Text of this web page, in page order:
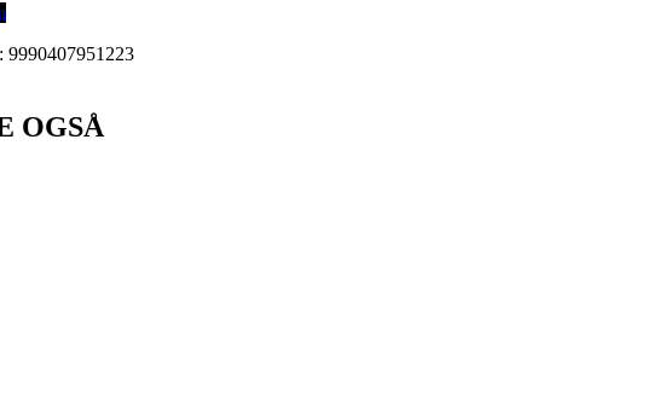
9990407951223
OGSÅ